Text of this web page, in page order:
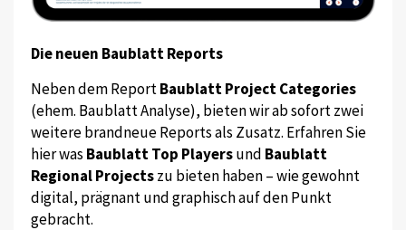
Die neuen Baublatt Reports
Neben dem ReportBaublatt Project Categories
(ehem. Baublatt Analyse), bieten wir ab sofort zwei
weitere brandneue Reports als Zusatz. Erfahren Sie
hier was Baublatt Top Playersund Baublatt
Regional Projectszu bieten haben – wie gewohnt
digital, prägnant und graphisch auf den Punkt
gebracht.